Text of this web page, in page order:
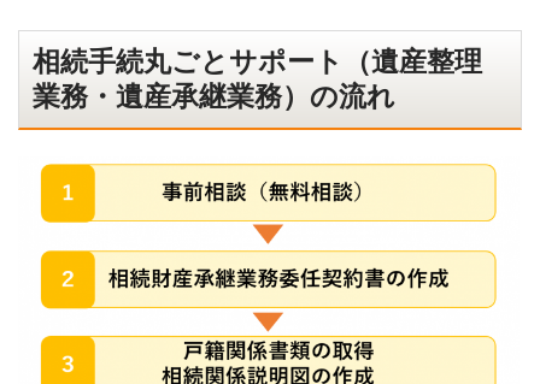
相続手続丸ごとサポート（遺産整理
業務・遺産承継業務）の流れ